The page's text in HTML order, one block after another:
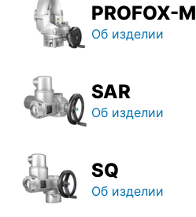
PROFOX-M
Об изделии
SAR
Об изделии
SQ
Об изделии